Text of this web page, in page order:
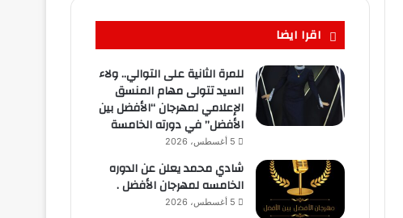
اقرا ايضا
للمرة الثانية على التوالي.. ولاء
السيد تتولى مهام المنسق
الإعلامي لمهرجان “الأفضل بين
الأفضل” في دورته الخامسة
5 أغسطس، 2026
شادي محمد يعلن عن الدوره
الخامسه لمهرجان الأفضل .
5 أغسطس، 2026